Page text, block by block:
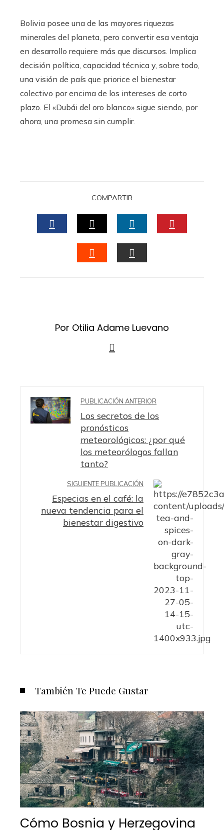
Bolivia posee una de las mayores riquezas
minerales del planeta, pero convertir esa ventaja
en desarrollo requiere más que discursos. Implica
decisión política, capacidad técnica y, sobre todo,
una visión de país que priorice el bienestar
colectivo por encima de los intereses de corto
plazo. El «Dubái del oro blanco» sigue siendo, por
ahora, una promesa sin cumplir.
COMPARTIR
FACEBOOKTWITTERLINKEDIN
Por Otilia Adame Luevano
PUBLICACIÓN ANTERIOR
Los secretos de los
pronósticos
meteorológicos: ¿por qué
los meteorólogos fallan
tanto?
SIGUIENTE PUBLICACIÓN
Especias en el café: la
nueva tendencia para el
bienestar digestivo
También Te Puede Gustar
Cómo Bosnia y Herzegovina